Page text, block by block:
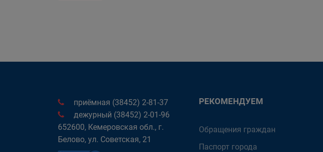
приёмная (38452) 2-81-37
дежурный (38452) 2-01-96
652600, Кемеровская обл., г.
Белово, ул. Советская, 21
РЕКОМЕНДУЕМ
Обращения граждан
Паспорт города